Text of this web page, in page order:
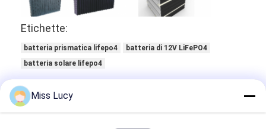
Batteria di Li Socl2
Batteria al litio primaria
accumulatore per di automobile ibrida
Etichette:
batteria prismatica lifepo4
batteria di 12V LiFePO4
batteria solare lifepo4
Miss Lucy